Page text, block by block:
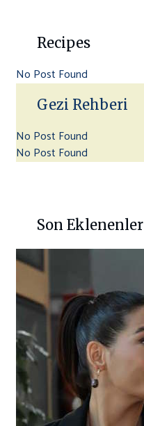
Recipes
No Post Found
Gezi Rehberi
No Post Found
No Post Found
Son Eklenenler